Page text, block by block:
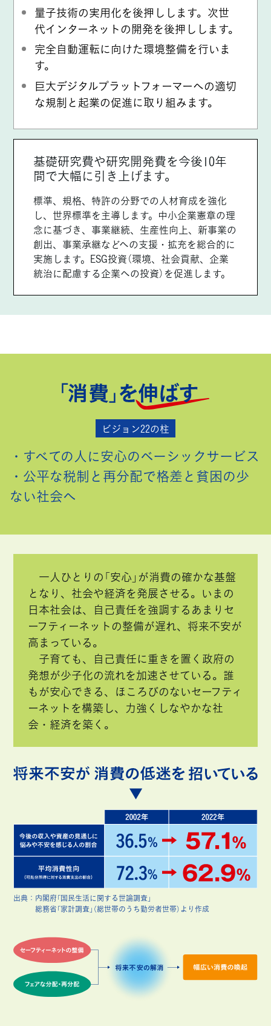
量子技術の実用化を後押しします。次世
代インターネットの開発を後押しします。
完全自動運転に向けた環境整備を行いま
す。
巨大デジタルプラットフォーマーへの適切
な規制と起業の促進に取り組みます。
基礎研究費や研究開発費を今後10年
間で大幅に引き上げます。
標準、規格、特許の分野での人材育成を強化
し、世界標準を主導します。中小企業憲章の理
念に基づき、事業継続、生産性向上、新事業の
創出、事業承継などへの支援・拡充を総合的に
実施します。ESG投資（環境、社会貢献、企業
統治に配慮する企業への投資）を促進します。
ビジョン22の柱
・すべての人に安心のベーシックサービス
・公平な税制と再分配で格差と貧困の少
ない社会へ
一人ひとりの「安心」が消費の確かな基盤
となり、社会や経済を発展させる。いまの
日本社会は、自己責任を強調するあまりセ
ーフティーネットの整備が遅れ、将来不安が
高まっている。
子育ても、自己責任に重きを置く政府の
発想が少子化の流れを加速させている。誰
もが安心できる、ほころびのないセーフティ
ーネットを構築し、力強くしなやかな社
会・経済を築く。
出典： 内閣府「国民生活に関する世論調査」
総務省「家計調査」（総世帯のうち勤労者世帯）より作成